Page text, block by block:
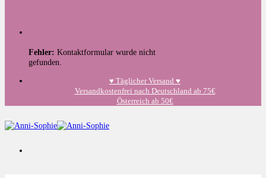
Fehler: Kontaktformular wurde nicht
gefunden.
♥️ Täglicher Versand ♥️
Versandkostenfrei nach Deutschland ab 75€
Österreich ab 50€